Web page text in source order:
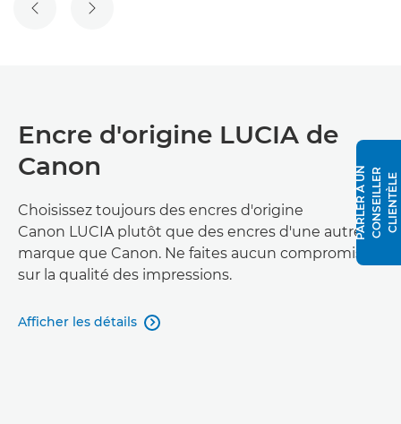
DIAPOSITIVE PRÉCÉDENTE
DIAPOSITIVE SUIVANTE
Encre d'origine LUCIA de
Canon
Choisissez toujours des encres d'origine
Canon LUCIA plutôt que des encres d'une autre
marque que Canon. Ne faites aucun compromis
sur la qualité des impressions.
Afficher les détails 
P
A
R
L
E
R
À U
N
C
O
N
S
E
I
L
L
E
R
C
L
I
E
N
T
È
L E